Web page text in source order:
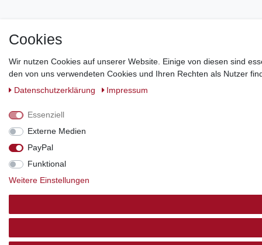
Cookies
Wir nutzen Cookies auf unserer Website. Einige von diesen sind
den von uns verwendeten Cookies und Ihren Rechten als Nutzer
Daten­schutz­erklärung
Impressum
Essenziell
Externe Medien
PayPal
Funktional
Weitere Einstellungen